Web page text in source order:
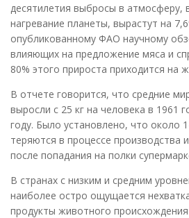
десятилетия выбросы в
нагревание планеты, вырастут на
опубликованному ФАО научному
влияющих на предложение мяса и
80% этого прироста приходится на
В отчете говорится, что средние
выросли с 25 кг на человека в 1961
году. Было установлено, что около
теряются в процессе производства
после попадания на полки
В странах с низким и средним
наиболее остро ощущается
продукты животного